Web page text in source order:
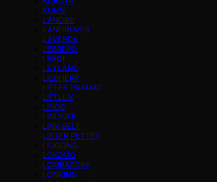
KUHN
LANDINI
LANDROVER
LAVERDA
LEBRERO
LEROI
LEYLAND
LIEBHERR
LIFTER PRAMAC
LIFTLUX
LINDE
LINDNER
LINK BELT
LISTER PETTER
LIUGONG
LOKOMO
LOMBARDINI
LONKING